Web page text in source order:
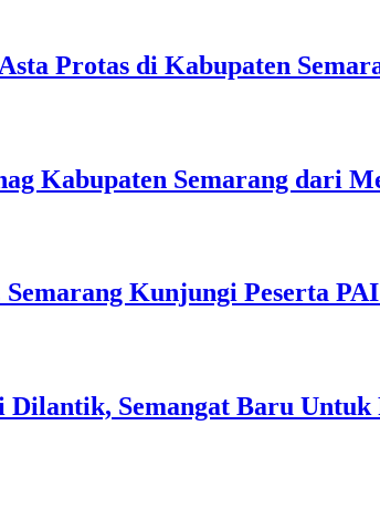
Protas di Kabupaten
Kabupaten Semarang dari
Kunjungi Peserta
Dilantik, Semangat Baru